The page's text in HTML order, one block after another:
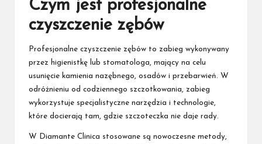
Czym jest profesjonalne
czyszczenie zębów
Profesjonalne czyszczenie zębów to zabieg wykonywany
przez higienistkę lub stomatologa, mający na celu
usunięcie kamienia nazębnego, osadów i przebarwień. W
odróżnieniu od codziennego szczotkowania, zabieg
wykorzystuje specjalistyczne narzędzia i technologie,
które docierają tam, gdzie szczoteczka nie daje rady.
W Diamante Clinica stosowane są nowoczesne metody,